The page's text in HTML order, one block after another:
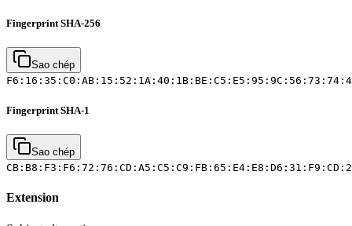
Fingerprint SHA-256
Sao chép
Fingerprint SHA-1
Sao chép
Extension